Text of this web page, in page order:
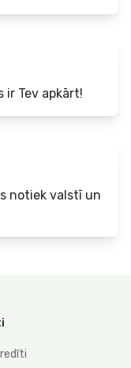
ir Tev apkārt!
notiek valstī un